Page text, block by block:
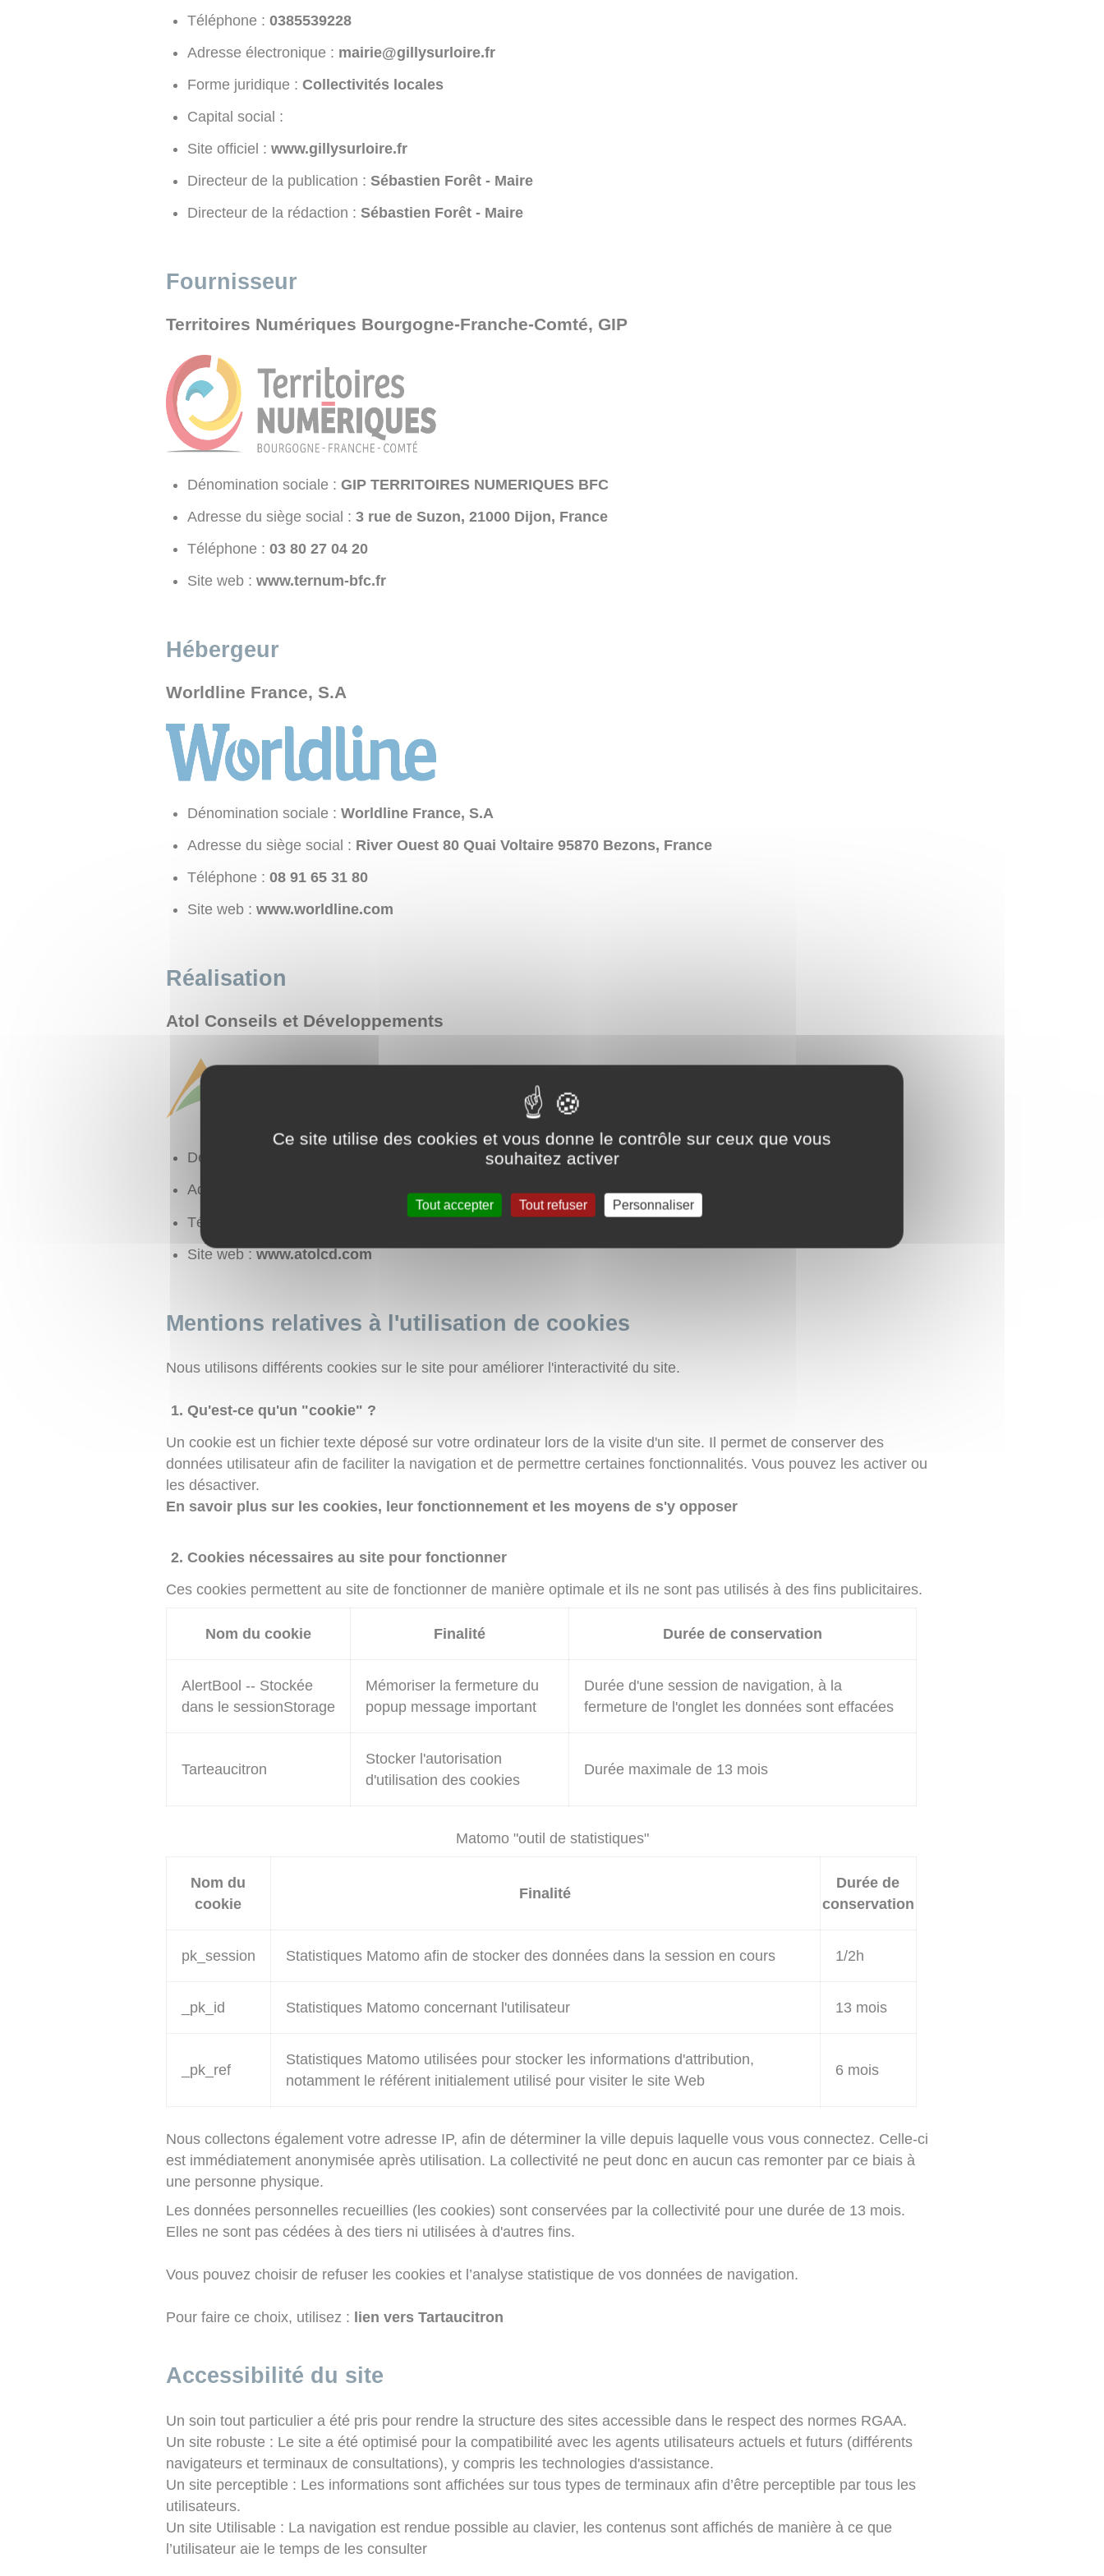
Téléphone : 8229355830
Adresse électronique : rf.eriolrusyllig@eiriam
Forme juridique : Collectivités locales
Capital social :
Site officiel : www.gillysurloire.fr
Directeur de la publication : Sébastien Forêt - Maire
Directeur de la rédaction : Sébastien Forêt - Maire
Fournisseur
Territoires Numériques Bourgogne-Franche-Comté, GIP
Dénomination sociale : GIP TERRITOIRES NUMERIQUES BFC
Adresse du siège social : 3 rue de Suzon, 21000 Dijon, France
Téléphone : 02 40 72 08 30
Site web : www.ternum-bfc.fr
Hébergeur
Worldline France, S.A
Dénomination sociale : Worldline France, S.A
Adresse du siège social : River Ouest 80 Quai Voltaire 95870 Bezons, France
Téléphone : 08 13 56 19 80
Site web : www.worldline.com
Réalisation
Atol Conseils et Développements
Dénomination sociale :
ATOL CONSEILS ET DÉVELOPPEMENTS
Adresse du siège social :
Route des terres d’or, 21220 Gevrey-chambertin, France
Téléphone :
Site web : www.atolcd.com
Mentions relatives à l'utilisation de cookies
Nous utilisons différents cookies sur le site pour améliorer l'interactivité du site.
Qu'est-ce qu'un "cookie" ?
Un cookie est un fichier texte déposé sur votre ordinateur lors de la visite d'un site. Il permet de conserver des
données utilisateur afin de faciliter la navigation et de permettre certaines fonctionnalités. Vous pouvez les activer ou
les désactiver.
En savoir plus sur les cookies, leur fonctionnement et les moyens de s'y opposer
Cookies nécessaires au site pour fonctionner
Ces cookies permettent au site de fonctionner de manière optimale et ils ne sont pas utilisés à des fins publicitaires.
Nom du cookie Finalité Durée de conservation
AlertBool -- Stockée
dans le sessionStorage
Mémoriser la fermeture du
popup message important
Durée d'une session de navigation, à la
fermeture de l'onglet les données sont effacées
Tarteaucitron
Stocker l'autorisation
d'utilisation des cookies
Durée maximale de 13 mois
Matomo "outil de statistiques"
Nom du
cookie
Finalité
Durée de
conservation
pk_session Statistiques Matomo afin de stocker des données dans la session en cours 1/2h
_pk_id Statistiques Matomo concernant l'utilisateur 13 mois
_pk_ref
Statistiques Matomo utilisées pour stocker les informations d'attribution,
notamment le référent initialement utilisé pour visiter le site Web
6 mois
Nous collectons également votre adresse IP, afin de déterminer la ville depuis laquelle vous vous connectez. Celle-ci
est immédiatement anonymisée après utilisation. La collectivité ne peut donc en aucun cas remonter par ce biais à
une personne physique.
Les données personnelles recueillies (les cookies) sont conservées par la collectivité pour une durée de 13 mois.
Elles ne sont pas cédées à des tiers ni utilisées à d'autres fins.
Vous pouvez choisir de refuser les cookies et l’analyse statistique de vos données de navigation.
Pour faire ce choix, utilisez : lien vers Tartaucitron
Accessibilité du site
Un soin tout particulier a été pris pour rendre la structure des sites accessible dans le respect des normes RGAA.
Un site robuste : Le site a été optimisé pour la compatibilité avec les agents utilisateurs actuels et futurs (différents
navigateurs et terminaux de consultations), y compris les technologies d'assistance.
Un site perceptible : Les informations sont affichées sur tous types de terminaux afin d’être perceptible par tous les
utilisateurs.
Un site Utilisable : La navigation est rendue possible au clavier, les contenus sont affichés de manière à ce que
l’utilisateur aie le temps de les consulter
Ce site utilise des cookies et vous donne le contrôle sur ceux que vous
souhaitez activer
Tout accepter Tout refuser Personnaliser